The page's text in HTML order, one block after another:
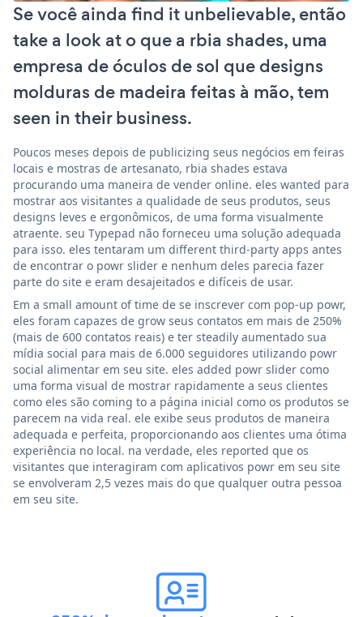
Se você ainda find it unbelievable, então
take a look at o que a rbia shades, uma
empresa de óculos de sol que designs
molduras de madeira feitas à mão, tem
seen in their business.
Poucos meses depois de publicizing seus negócios em feiras
locais e mostras de artesanato, rbia shades estava
procurando uma maneira de vender online. eles wanted para
mostrar aos visitantes a qualidade de seus produtos, seus
designs leves e ergonômicos, de uma forma visualmente
atraente. seu Typepad não forneceu uma solução adequada
para isso. eles tentaram um different third-party apps antes
de encontrar o powr slider e nenhum deles parecia fazer
parte do site e eram desajeitados e difíceis de usar.
Em a small amount of time de se inscrever com pop-up powr,
eles foram capazes de grow seus contatos em mais de 250%
(mais de 600 contatos reais) e ter steadily aumentado sua
mídia social para mais de 6.000 seguidores utilizando powr
social alimentar em seu site. eles added powr slider como
uma forma visual de mostrar rapidamente a seus clientes
como eles são coming to a página inicial como os produtos se
parecem na vida real. ele exibe seus produtos de maneira
adequada e perfeita, proporcionando aos clientes uma ótima
experiência no local. na verdade, eles reported que os
visitantes que interagiram com aplicativos powr em seu site
se envolveram 2,5 vezes mais do que qualquer outra pessoa
em seu site.